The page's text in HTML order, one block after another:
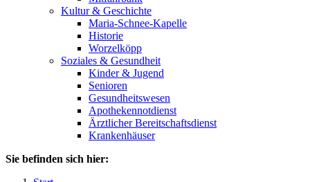
Kultur & Geschichte
Maria-Schnee-Kapelle
Historie
Worzelköpp
Soziales & Gesundheit
Kinder & Jugend
Senioren
Gesundheitswesen
Apothekennotdienst
Ärztlicher Bereitschaftsdienst
Krankenhäuser
Sie befinden sich hier: